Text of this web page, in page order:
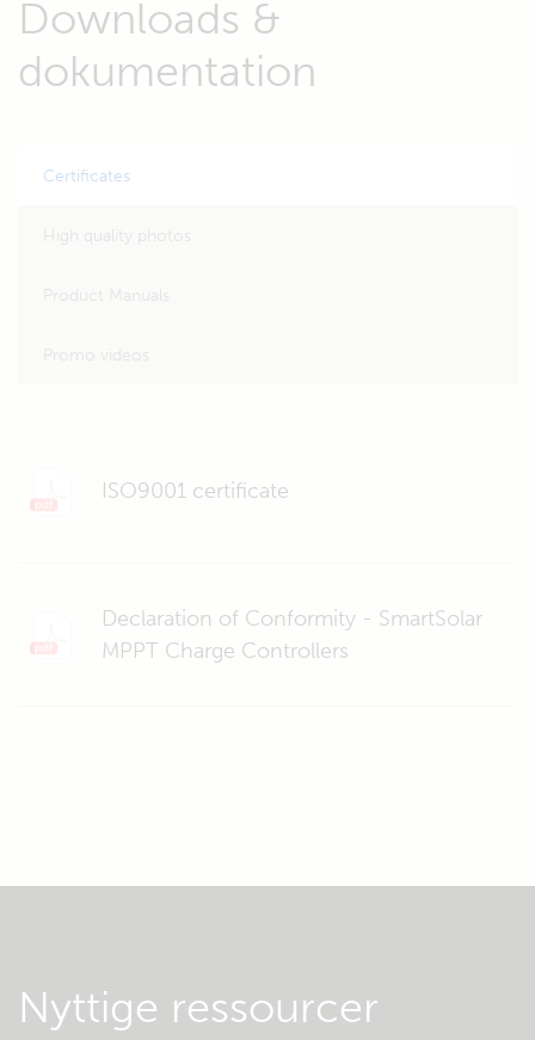
Downloads &
dokumentation
Certificates
ISO9001 certificate
Declaration of Conformity - SmartSolar
MPPT Charge Controllers
Nyttige ressourcer